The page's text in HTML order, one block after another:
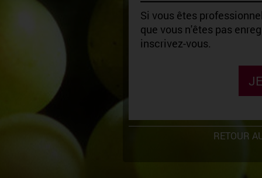
Si vous êtes
que vous n'êtes pas
inscrivez-vous.
RETOUR